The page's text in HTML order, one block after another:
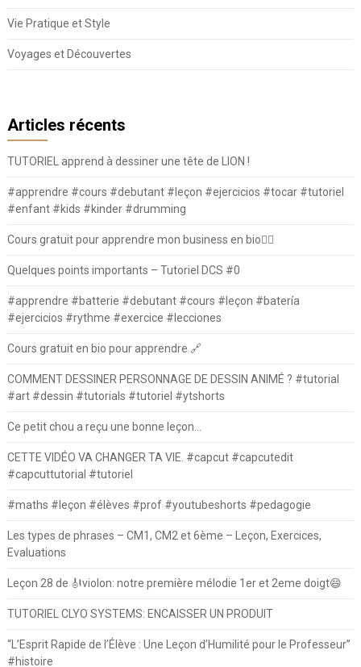
Vie Pratique et Style
Voyages et Découvertes
Articles récents
TUTORIEL apprend à dessiner une tête de LION !
#apprendre #cours #debutant #leçon #ejercicios #tocar #tutoriel
#enfant #kids #kinder #drumming
Cours gratuit pour apprendre mon business en bio⛓️‍💥
Quelques points importants – Tutoriel DCS #0
#apprendre #batterie #debutant #cours #leçon #batería
#ejercicios #rythme #exercice #lecciones
Cours gratuit en bio pour apprendre 🔗
COMMENT DESSINER PERSONNAGE DE DESSIN ANIMÉ ? #tutorial
#art #dessin #tutorials #tutoriel #ytshorts
Ce petit chou a reçu une bonne leçon…
CETTE VIDÉO VA CHANGER TA VIE. #capcut #capcutedit
#capcuttutorial #tutoriel
#maths #leçon #élèves #prof #youtubeshorts #pedagogie
Les types de phrases – CM1, CM2 et 6ème – Leçon, Exercices,
Evaluations
Leçon 28 de 🎻violon: notre première mélodie 1er et 2eme doigt😄
TUTORIEL CLYO SYSTEMS: ENCAISSER UN PRODUIT
“L’Esprit Rapide de l’Élève : Une Leçon d’Humilité pour le Professeur”
#histoire